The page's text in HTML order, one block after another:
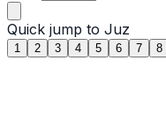
Quick jump to Juz
1 2 3 4 5 6 7 8